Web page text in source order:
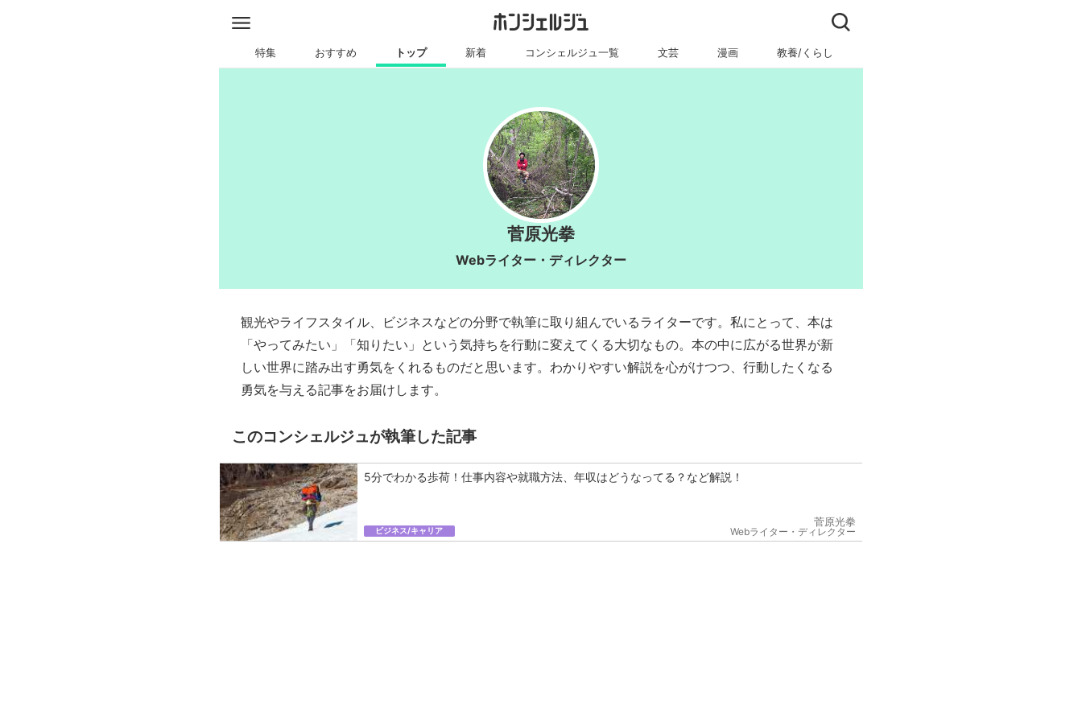
特集 おすすめ トップ 新着 コンシェルジュ一覧 文芸 漫画 教養/くらし
菅原光拳
Webライター・ディレクター
観光やライフスタイル、ビジネスなどの分野で執筆に取り組んでいるライターです。私にとって、本は
「やってみたい」「知りたい」という気持ちを行動に変えてくる大切なもの。本の中に広がる世界が新
しい世界に踏み出す勇気をくれるものだと思います。わかりやすい解説を心がけつつ、行動したくなる
勇気を与える記事をお届けします。
このコンシェルジュが執筆した記事
5分でわかる歩荷！仕事内容や就職方法、年収はどうなってる？など解説！
ビジネス/キャリア
菅原光拳
Webライター・ディレクター